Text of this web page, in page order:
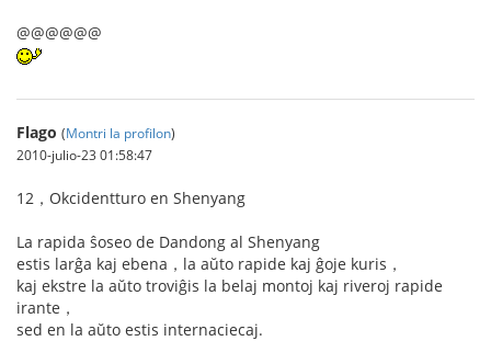
@@@@@@
Flago (Montri la profilon)
2010-julio-23 01:58:47
12，Okcidentturo en Shenyang
La rapida ŝoseo de Dandong al Shenyang
estis larĝa kaj ebena，la aŭto rapide kaj ĝoje kuris，
kaj ekstre la aŭto troviĝis la belaj montoj kaj riveroj rapide
irante，
sed en la aŭto estis internaciecaj.